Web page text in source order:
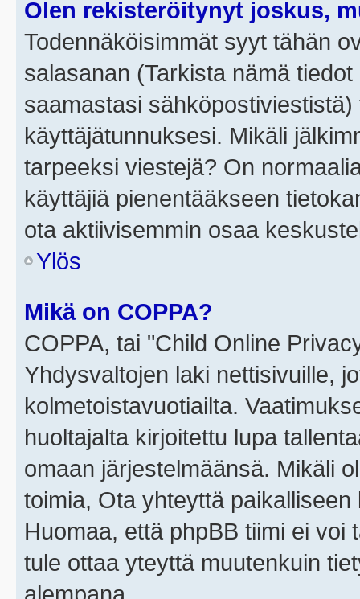
Olen rekisteröitynyt joskus,
Todennäköisimmät syyt tähän
salasanan (Tarkista nämä
saamastasi
käyttäjätunnuksesi. Mikäli
tarpeeksi viestejä? On
käyttäjiä pienentääkseen
ota aktiivisemmin osaa
Ylös
Mikä on COPPA?
COPPA, tai "Child Online
Yhdysvaltojen laki nettisivuille,
kolmetoistavuotiailta.
huoltajalta kirjoitettu lupa
omaan järjestelmäänsä. Mikäli
toimia, Ota yhteyttä
Huomaa, että phpBB tiimi ei voi
tule ottaa yteyttä muutenkuin